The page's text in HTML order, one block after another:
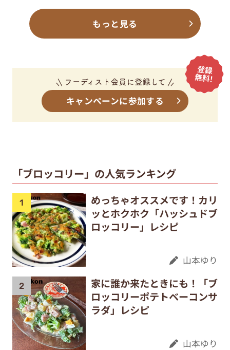
もっと見る
キャンペーンに参加する
「ブロッコリー」の人気ランキング
めっちゃオススメです！カリ
ッとホクホク「ハッシュドブ
ロッコリー」レシピ
山本ゆり
家に誰か来たときにも！「ブ
ロッコリーポテトベーコンサ
ラダ」レシピ
山本ゆり